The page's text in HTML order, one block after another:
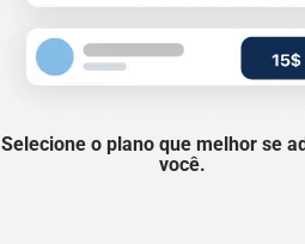
Selecione o plano que melhor se
você.